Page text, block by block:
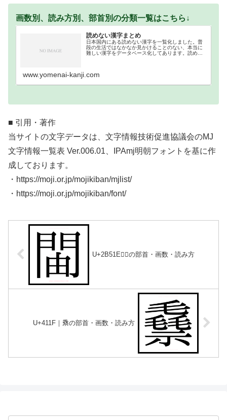
画数別、読み方別、部首別の分類一覧はこちら↓
読めない漢字まとめ
日本国内にある読めない漢字を一覧化しました。普
段の生活ではなかなか見かけることのない、本当に
難しい漢字をデータベース化してあります。読めな
www.yomenai-kanji.com
■ 引用・著作
当サイトの文字データは、文字情報技術促進協議会のMJ
文字情報一覧表 Ver.006.01、IPAmj明朝フォントを基に作
成しております。
・https://moji.or.jp/mojikiban/mjlist/
・https://moji.or.jp/mojikiban/font/
U+2B51E｜𫔞の部首・画数・読み方
U+411F｜䄟の部首・画数・読み方